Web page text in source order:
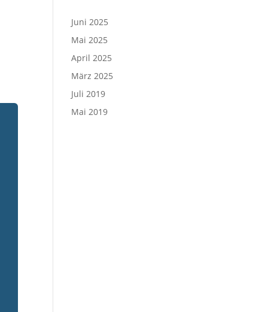
Juni 2025
Mai 2025
April 2025
März 2025
Juli 2019
Mai 2019